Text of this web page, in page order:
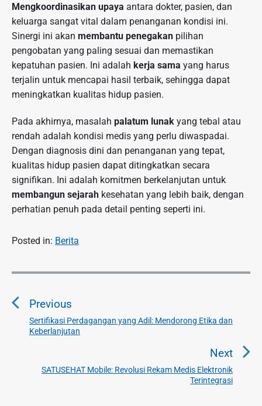
Mengkoordinasikan upaya antara dokter, pasien, dan
keluarga sangat vital dalam penanganan kondisi ini.
Sinergi ini akan membantu penegakan pilihan
pengobatan yang paling sesuai dan memastikan
kepatuhan pasien. Ini adalah kerja sama yang harus
terjalin untuk mencapai hasil terbaik, sehingga dapat
meningkatkan kualitas hidup pasien.
Pada akhirnya, masalah palatum lunak yang tebal atau
rendah adalah kondisi medis yang perlu diwaspadai.
Dengan diagnosis dini dan penanganan yang tepat,
kualitas hidup pasien dapat ditingkatkan secara
signifikan. Ini adalah komitmen berkelanjutan untuk
membangun sejarah kesehatan yang lebih baik, dengan
perhatian penuh pada detail penting seperti ini.
Posted in: Berita
N
v
Previous
P
r
Sertifikasi Perdagangan yang Adil: Mendorong Etika dan
Keberlanjutan
Next
N
e
SATUSEHAT Mobile: Revolusi Rekam Medis Elektronik
Terintegrasi